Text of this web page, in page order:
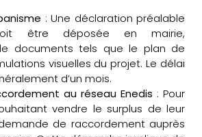
: Une déclaration préalable
être déposée en mairie,
documents tels que le plan de
visuelles du projet. Le délai
d’un mois.
au réseau Enedis : Pour
vendre le surplus de leur
de raccordement auprès